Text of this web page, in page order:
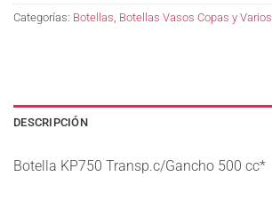
Categorías: Botellas, Botellas Vasos Copas y Varios
DESCRIPCIÓN
Botella KP750 Transp.c/Gancho 500 cc*